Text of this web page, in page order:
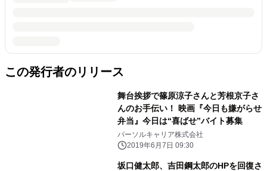
この発行者のリリース
舞台挨拶で篠原涼子さんと芳根京子さ
んのお手伝い！ 映画『今日も嫌がらせ
弁当』今日は“喜ばせ”バイト募集
パーソルキャリア株式会社
2019年6月7日 09:30
坂口健太郎、吉田鋼太郎のHPを回復さ